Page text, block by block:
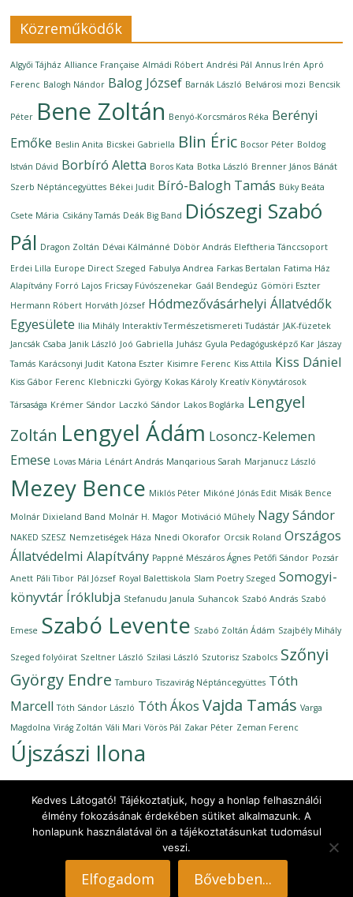
Közreműködők
Algyői Tájház Alliance Française Almádi Róbert Andrési Pál Annus Irén Apró
Ferenc Balogh Nándor Balog József Barnák László Belvárosi mozi Bencsik
Péter Bene Zoltán Benyó-Korcsmáros Réka Berényi
Emőke Beslin Anita Bicskei Gabriella Blin Éric Bocsor Péter Boldog
István Dávid Borbíró Aletta Boros Kata Botka László Brenner János Bánát
Szerb Néptáncegyüttes Békei Judit Bíró-Balogh Tamás Büky Beáta
Csete Mária Csikány Tamás Deák Big Band Diószegi Szabó
Pál Dragon Zoltán Dévai Kálmánné Döbör András Eleftheria Tánccsoport
Erdei Lilla Europe Direct Szeged Fabulya Andrea Farkas Bertalan Fatima Ház
Alapítvány Forró Lajos Fricsay Fúvószenekar Gaál Bendegúz Gömöri Eszter
Hermann Róbert Horváth József Hódmezővásárhelyi Állatvédők
Egyesülete Ilia Mihály Interaktív Természetismereti Tudástár JAK-füzetek
Jancsák Csaba Janik László Joó Gabriella Juhász Gyula Pedagógusképző Kar Jászay
Tamás Karácsonyi Judit Katona Eszter Kisimre Ferenc Kiss Attila Kiss Dániel
Kiss Gábor Ferenc Klebniczki György Kokas Károly Kreatív Könyvtárosok
Társasága Krémer Sándor Laczkó Sándor Lakos Boglárka Lengyel
Zoltán Lengyel Ádám Losoncz-Kelemen
Emese Lovas Mária Lénárt András Manqarious Sarah Marjanucz László
Mezey Bence Miklós Péter Mikóné Jónás Edit Misák Bence
Molnár Dixieland Band Molnár H. Magor Motiváció Műhely Nagy Sándor
NAKED SZESZ Nemzetiségek Háza Nnedi Okorafor Orcsik Roland Országos
Állatvédelmi Alapítvány Pappné Mészáros Ágnes Petőfi Sándor Pozsár
Anett Páli Tibor Pál József Royal Balettiskola Slam Poetry Szeged Somogyi-
könyvtár Íróklubja Stefanudu Janula Suhancok Szabó András Szabó
Emese Szabó Levente Szabó Zoltán Ádám Szajbély Mihály
Szeged folyóirat Szeltner László Szilasi László Szutorisz Szabolcs Szőnyi
György Endre Tamburo Tiszavirág Néptáncegyüttes Tóth
Marcell Tóth Sándor László Tóth Ákos Vajda Tamás Varga
Magdolna Virág Zoltán Váli Mari Vörös Pál Zakar Péter Zeman Ferenc
Újszászi Ilona
Copyright © 2026Ünnepi Könyvhét Szeged, 2019. június 11–21.
All rights reserved.
Theme: ColorMag by
ThemeGrill WordPress
Kedves Látogató! Tájékoztatjuk, hogy a honlap felhasználói
élmény fokozásának érdekében sütiket alkalmazunk. A
honlapunk használatával ön a tájékoztatásunkat tudomásul
veszi.
Elfogadom Bővebben...